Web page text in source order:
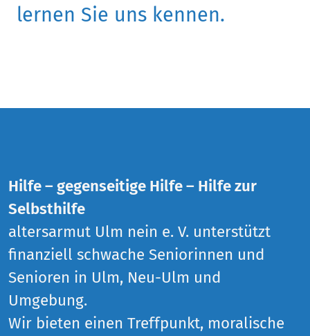
lernen Sie uns kennen.
Hilfe – gegenseitige Hilfe – Hilfe zur
Selbsthilfe
altersarmut Ulm nein e. V. unterstützt
finanziell schwache Seniorinnen und
Senioren in Ulm, Neu-Ulm und
Umgebung.
Wir bieten einen Treffpunkt, moralische